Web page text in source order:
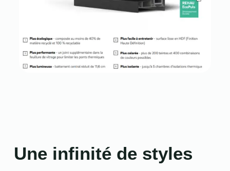
Une infinité de styles